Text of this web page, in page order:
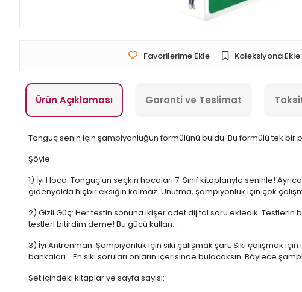
Favorilerime Ekle Koleksiyona Ekle
Ürün Açıklaması Garanti ve Teslimat
Tonguç senin için şampiyonluğun formülünü buldu. Bu formülü tek bir
Şöyle:
1) İyi Hoca: Tonguç’un seçkin hocaları 7. Sınıf kitaplarıyla seninle!
gidenyolda hiçbir eksiğin kalmaz. Unutma, şampiyonluk için çok
2) Gizli Güç: Her testin sonuna ikişer adet dijital soru ekledik.
testleri bitirdim deme! Bu gücü kullan…
3) İyi Antrenman: Şampiyonluk için sıkı çalışmak şart. Sıkı çalışmak
bankaları… En sıkı soruları onların içerisinde bulacaksın. Böylece
Set içindeki kitaplar ve sayfa sayısı: